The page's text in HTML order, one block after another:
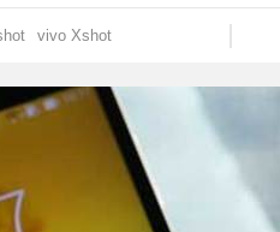
vivo Xshot